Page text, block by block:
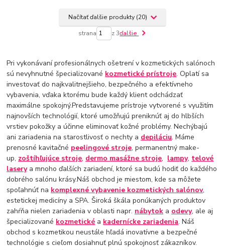
Načítať ďalšie produkty (20)
strana z 3ďalšie
Pri vykonávaní profesionálnych ošetrení v kozmetických salónoch
sú nevyhnutné špecializované kozmetické prístroje. Oplatí sa
investovať do najkvalitnejšieho, bezpečného a efektívneho
vybavenia, vďaka ktorému bude každý klient odchádzať
maximálne spokojný.Predstavujeme prístroje vytvorené s využitím
najnovších technológií, ktoré umožňujú preniknúť aj do hlbších
vrstiev pokožky a účinne eliminovať kožné problémy. Nechýbajú
ani zariadenia na starostlivosť o nechty a depiláciu. Máme
prenosné kavitačné peelingové stroje, permanentný make-
up, zoštíhľujúce stroje, dermo masážne stroje, lampy, telové
laserya mnoho ďalších zariadení, ktoré sa budú hodiť do každého
dobrého salónu krásy.Náš obchod je miestom, kde sa môžete
spoľahnúť na komplexné vybavenie kozmetických salónov,
estetickej medicíny a SPA. Široká škála ponúkaných produktov
zahŕňa nielen zariadenia v oblasti napr. nábytok a odevy, ale aj
špecializované kozmetické a kadernícke zariadenia. Náš
obchod s kozmetikou neustále hľadá inovatívne a bezpečné
technológie s cieľom dosiahnuť plnú spokojnosť zákazníkov.